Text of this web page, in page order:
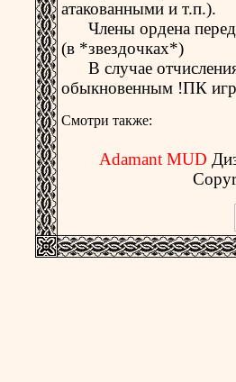
атакованными и т.п.).
Члены ордена перед
(в *звездочках*)
В случае
обыкновенным !ПК
Смотри также:
Adamant MUD